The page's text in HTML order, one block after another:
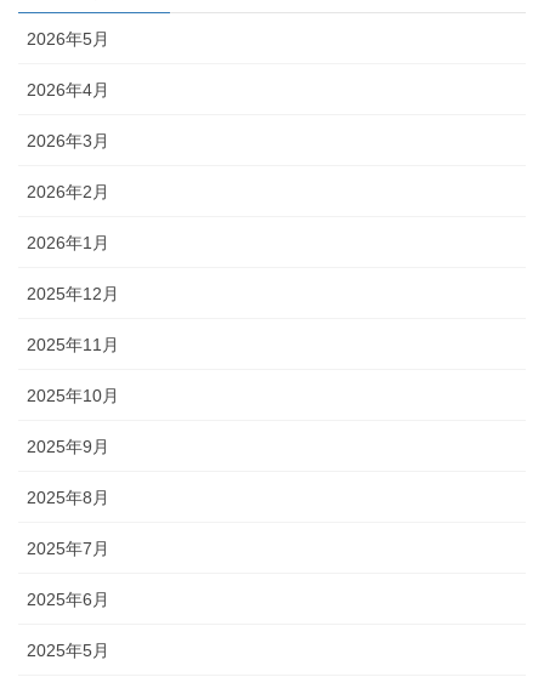
2026年5月
2026年4月
2026年3月
2026年2月
2026年1月
2025年12月
2025年11月
2025年10月
2025年9月
2025年8月
2025年7月
2025年6月
2025年5月